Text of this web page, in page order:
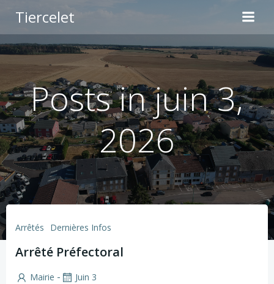
contenu
Tiercelet
Posts in juin 3,
2026
Arrêtés Dernières Infos
Arrêté Préfectoral
Mairie - Juin 3